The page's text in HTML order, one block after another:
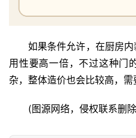
如果条件允许，在厨房
用性要高一倍，不过这种门
杂，整体造价也会比较高，需
(图源网络，侵权联系删除